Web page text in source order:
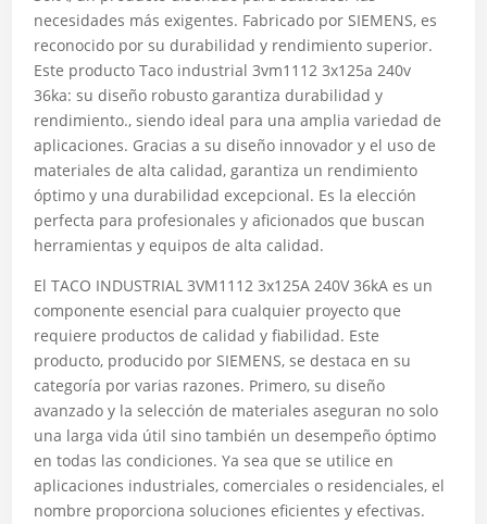
necesidades más exigentes. Fabricado por SIEMENS, es
reconocido por su durabilidad y rendimiento superior.
Este producto Taco industrial 3vm1112 3x125a 240v
36ka: su diseño robusto garantiza durabilidad y
rendimiento., siendo ideal para una amplia variedad de
aplicaciones. Gracias a su diseño innovador y el uso de
materiales de alta calidad, garantiza un rendimiento
óptimo y una durabilidad excepcional. Es la elección
perfecta para profesionales y aficionados que buscan
herramientas y equipos de alta calidad.
El TACO INDUSTRIAL 3VM1112 3x125A 240V 36kA es un
componente esencial para cualquier proyecto que
requiere productos de calidad y fiabilidad. Este
producto, producido por SIEMENS, se destaca en su
categoría por varias razones. Primero, su diseño
avanzado y la selección de materiales aseguran no solo
una larga vida útil sino también un desempeño óptimo
en todas las condiciones. Ya sea que se utilice en
aplicaciones industriales, comerciales o residenciales, el
nombre proporciona soluciones eficientes y efectivas.